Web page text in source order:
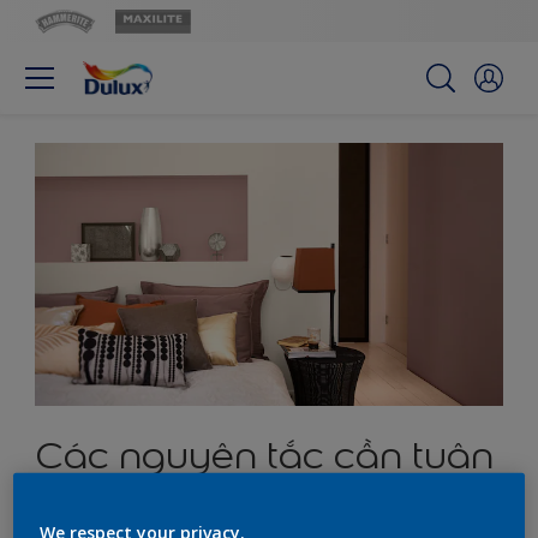
Các nguyên tắc cần tuân
We respect your privacy.